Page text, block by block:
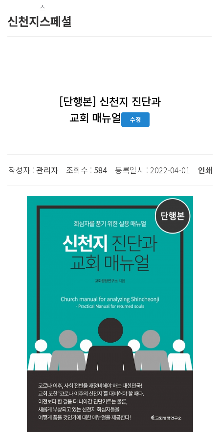
스
신천지스페셜
[단행본] 신천지 진단과
교회 매뉴얼
수정
작성자 : 관리자 조회수 : 584 등록일시 : 2022-04-01 인쇄